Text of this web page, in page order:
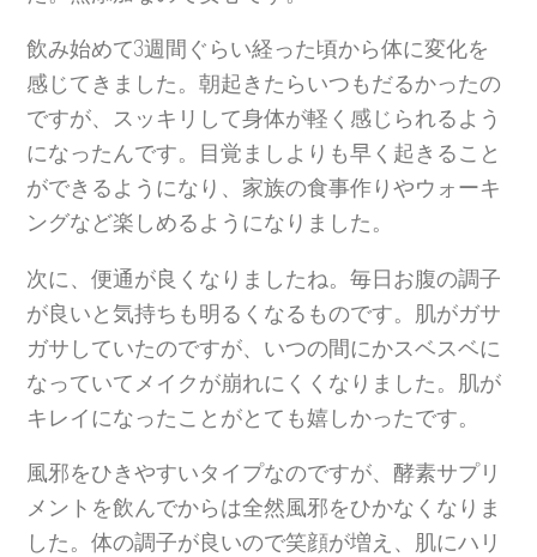
飲み始めて3週間ぐらい経った頃から体に変化を
感じてきました。朝起きたらいつもだるかったの
ですが、スッキリして身体が軽く感じられるよう
になったんです。目覚ましよりも早く起きること
ができるようになり、家族の食事作りやウォーキ
ングなど楽しめるようになりました。
次に、便通が良くなりましたね。毎日お腹の調子
が良いと気持ちも明るくなるものです。肌がガサ
ガサしていたのですが、いつの間にかスベスベに
なっていてメイクが崩れにくくなりました。肌が
キレイになったことがとても嬉しかったです。
風邪をひきやすいタイプなのですが、酵素サプリ
メントを飲んでからは全然風邪をひかなくなりま
した。体の調子が良いので笑顔が増え、肌にハリ